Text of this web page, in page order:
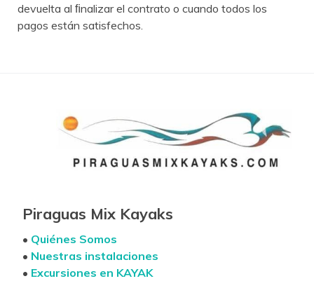
devuelta al ﬁnalizar el contrato o cuando todos los
pagos están satisfechos.
Piraguas Mix Kayaks
• Quiénes Somos
• Nuestras instalaciones
• Excursiones en KAYAK